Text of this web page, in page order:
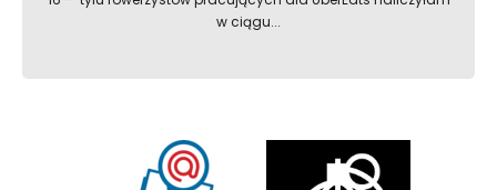
w ciągu...